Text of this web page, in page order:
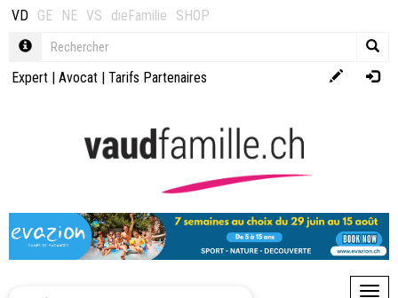
VD GE NE VS dieFamilie SHOP
Expert | Avocat | Tarifs Partenaires